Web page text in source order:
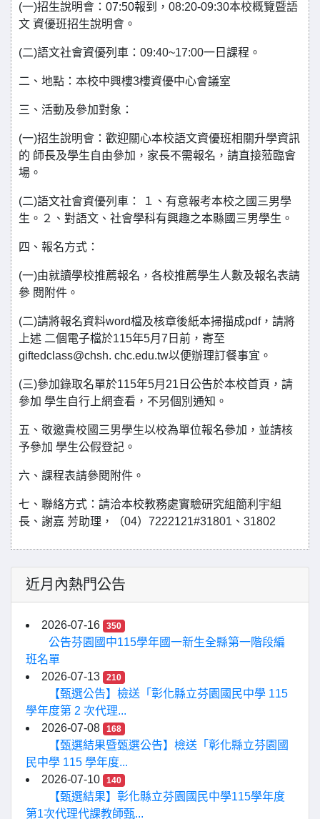
(一)招生說明會：07:50報到，08:20-09:30本校概覽暨語
文 資優班招生說明會。
(二)語文社會資優列車：09:40~17:00一日課程。
二、地點：本校中興樓3樓資優中心會議室
三、活動及參加對象：
(一)招生說明會：歡迎關心本校語文資優班相關升學資訊
的 師長及學生自由參加，家長不需報名，請直接蒞臨會
場。
(二)語文社會資優列車： １、有意報考本校之國三男學
生。２、對語文、社會學科有興趣之本縣國三男學生。
四、報名方式：
(一)由就讀學校推薦報名，各校推薦學生人數及報名表請
參 閱附件。
(二)請將報名資料word檔及核章後紙本掃描成pdf，請將
上述 二個電子檔於115年5月7日前，寄至
giftedclass@chsh. chc.edu.tw以便辦理訂餐事宜。
(三)參加錄取名單於115年5月21日公告於本校首頁，請
參加 學生自行上網查看，不另個別通知。
五、敬邀貴校國三男學生以校為單位報名參加，並請核
予參加 學生公假登記。
六、課程表請參閱附件。
七、聯絡方式：請洽本校教務處實驗研究組簡利宇組
長、謝嘉 芳助理，（04）7222121#31801、31802
近月內熱門公告
2026-07-16 350
公告芬園國中115學年國一新生全縣第一階段編
班名單
2026-07-13
210
【甄選公告】檢送「彰化縣立芬園國民中學 115
學年度第 2 次代理...
2026-07-08
168
【甄選結果暨甄選公告】檢送「彰化縣立芬園國
民中學 115 學年度...
2026-07-10
140
【甄選結果】彰化縣立芬園國民中學115學年度
第1次代理代課教師甄...